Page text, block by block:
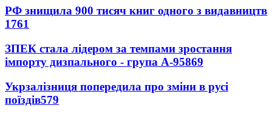
РФ знищила 900 тисяч книг одного з видавництв
1761
ЗПЕК стала лідером за темпами зростання
імпорту дизпального - група А-95869
Укрзалізниця попередила про зміни в русі
поїздів579